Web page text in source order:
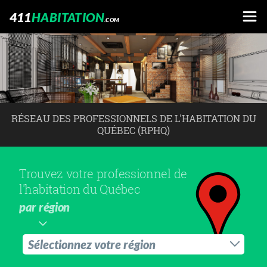
411HABITATION.COM
RÉSEAU DES PROFESSIONNELS DE L'HABITATION DU
QUÉBEC (RPHQ)
Trouvez votre professionnel de
l'habitation du Québec
par région